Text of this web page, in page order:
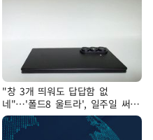
"창 3개 띄워도 답답함 없
네"…'폴드8 울트라', 일주일 써보
니